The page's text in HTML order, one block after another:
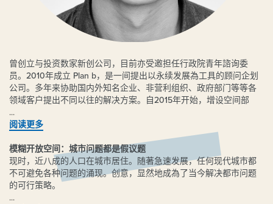
曾创立与投资数家新创公司，目前亦受邀担任行政院青年諮询委
员。2010年成立 Plan b，是一间提出以永续发展為工具的顾问企划
公司。多年来协助国内外知名企业、非营利组织、政府部门等等各
领域客户提出不同以往的解决方案。自2015年开始，增设空间部
门，开始企划自家的各类空间產品 ( by Plan b )。除了希望以空间
(space) 作為永续发展工具的推广实例，同时也是示范如何将永续发
展这项工具与其他工具（如design thinking, big data..等等）进行有
效结合。空间部门擅长运用都市閒置空间活化，先后建立许多新型
态空间，包含中山足球场原址改造的大型新型态办公空间CIT、都市
开放空间计划ParkUp系列等等，荣获各领域设计或社会创新奖项的
肯定。
阅读更多
模糊开放空间：城市问题都是假议题
现时，近八成的人口在城市居住。随著急速发展，任何现代城市都
不可避免各种问题的涌现。创意，显然地成為了当今解决都市问题
的可行策略。